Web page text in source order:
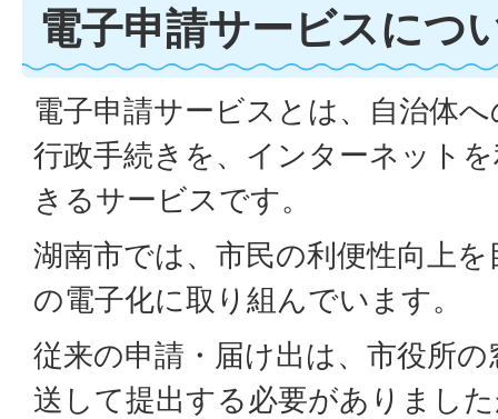
電子申請サービスにつ
電子申請サービスとは、自治体
行政手続きを、インターネット
きるサービスです。
湖南市では、市民の利便性向上
の電子化に取り組んでいます。
従来の申請・届け出は、市役所
送して提出する必要がありまし